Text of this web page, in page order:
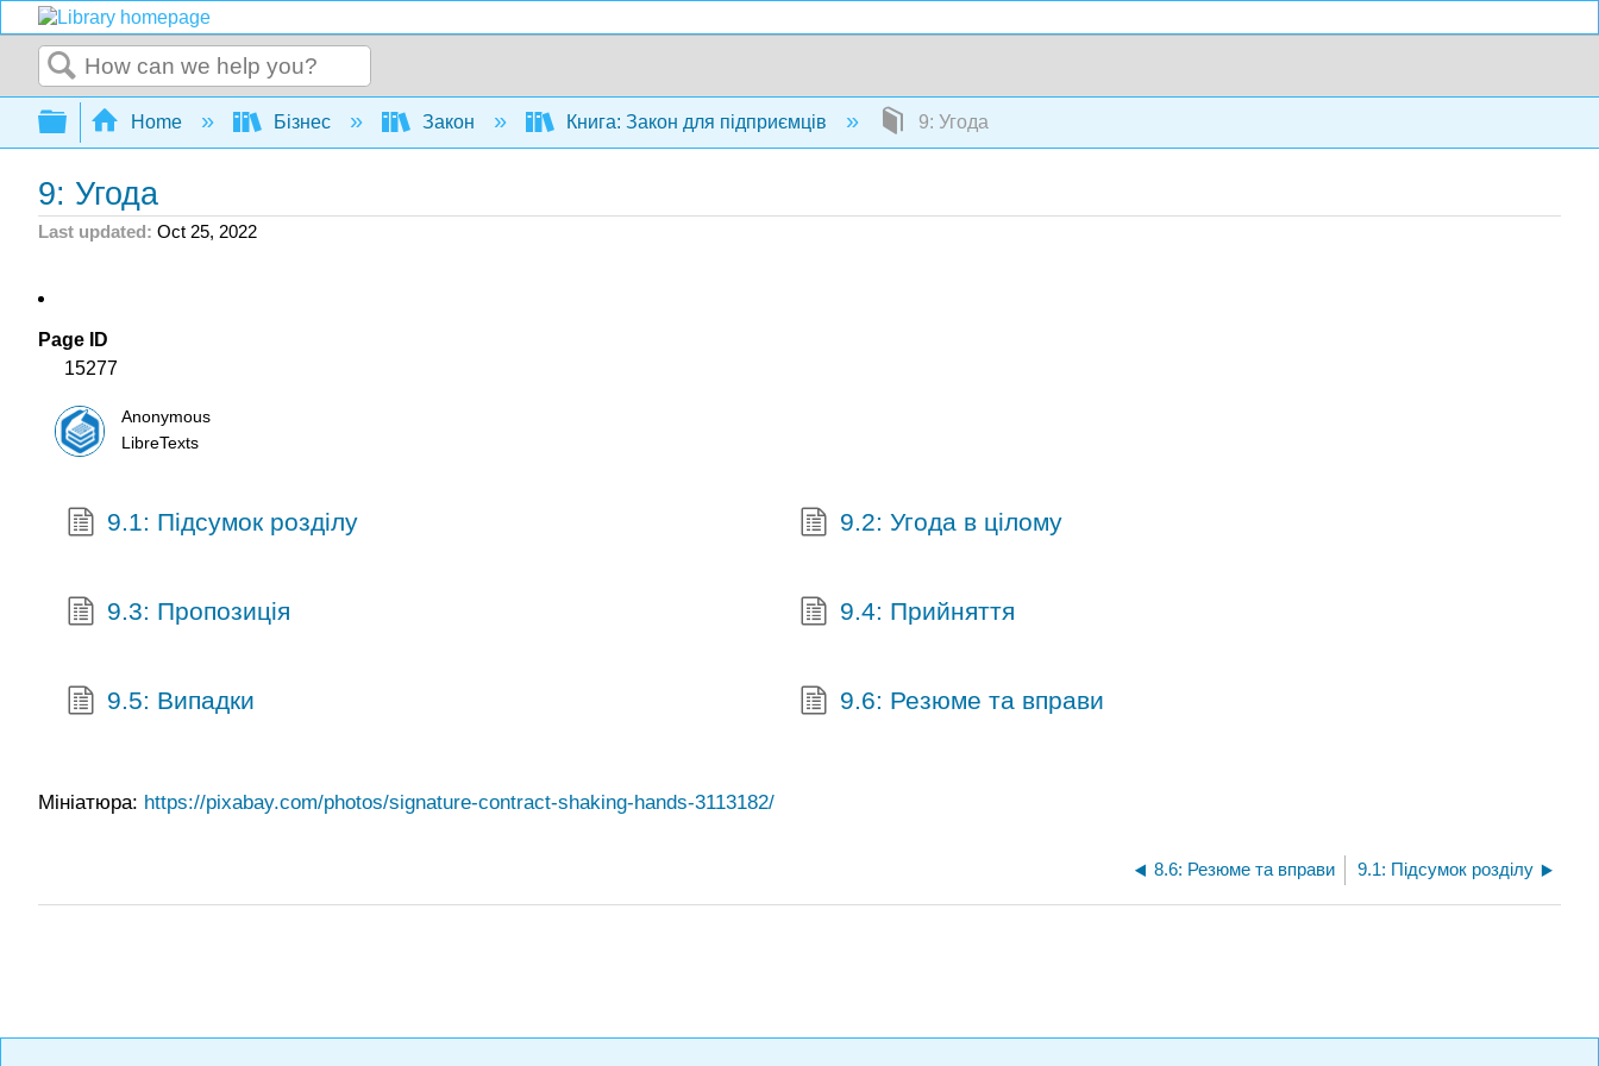
Search
Expand/collapse global hierarchy
Home Бізнес Закон Книга: Закон для підприємців 9: Угода
9: Угода
Last updated Oct 25, 2022
Page ID
15277
Anonymous
LibreTexts
9.1: Підсумок розділу 9.2: Угода в цілому
9.3: Пропозиція 9.4: Прийняття
9.5: Випадки 9.6: Резюме та вправи
Мініатюра: https://pixabay.com/photos/signature-contract-shaking-hands-3113182/
8.6: Резюме та вправи 9.1: Підсумок розділу